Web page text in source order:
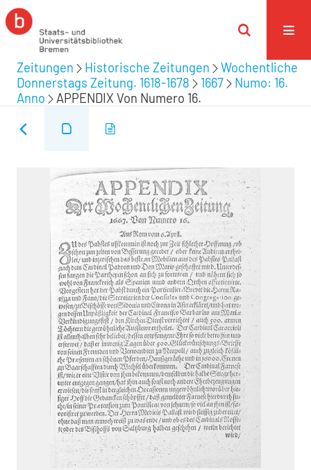
Zeitungen Historische Zeitungen
Wochentliche
Donnerstags Zeitung. 1618-1678
1667
Numo: 16.
Anno
APPENDIX Von Numero 16.